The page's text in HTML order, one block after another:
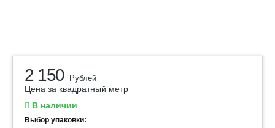
2 150 Рублей
Цена за квадратный метр
В наличии
Выбор упаковки: